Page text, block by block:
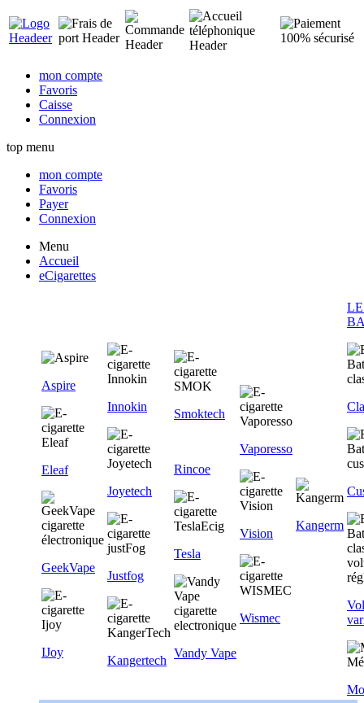
mon compte
Favoris
Caisse
Connexion
top menu
mon compte
Favoris
Payer
Connexion
Menu
Accueil
eCigarettes
Aspire
Eleaf
GeekVape
IJoy
Innokin
Joyetech
Justfog
Kangertech
Smoktech
Rincoe
Tesla
Vandy Vape
Vaporesso
Vision
Wismec
Kangerm